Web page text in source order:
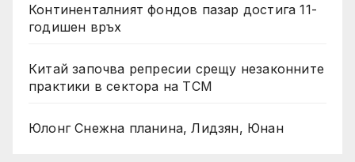
Континенталният фондов пазар достига 11-
годишен връх
Китай започва репресии срещу незаконните
практики в сектора на TCM
Юлонг Снежна планина, Лидзян, Юнан